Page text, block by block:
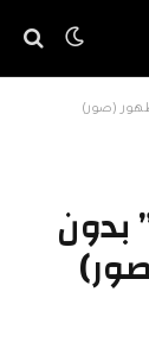
(صور)
بدون